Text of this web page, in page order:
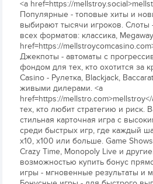
<a href=https://
Популярные - топовые хиты и
выбирают тысячи игроков. Слоты
всех форматов: классика,
href=https://
Джекпоты - автоматы с
фондом для тех, кто охотится за
Casino - Рулетка, Blackjack,
живыми дилерами. <a
href=https://
тех, кто любит стратегию и риск.
стильная карточная игра с
среди быстрых игр, где каждый
х10, х100 или больше. Game
Crazy Time, Monopoly Live и
возможностью купить бонус
игры - мгновенные результаты и